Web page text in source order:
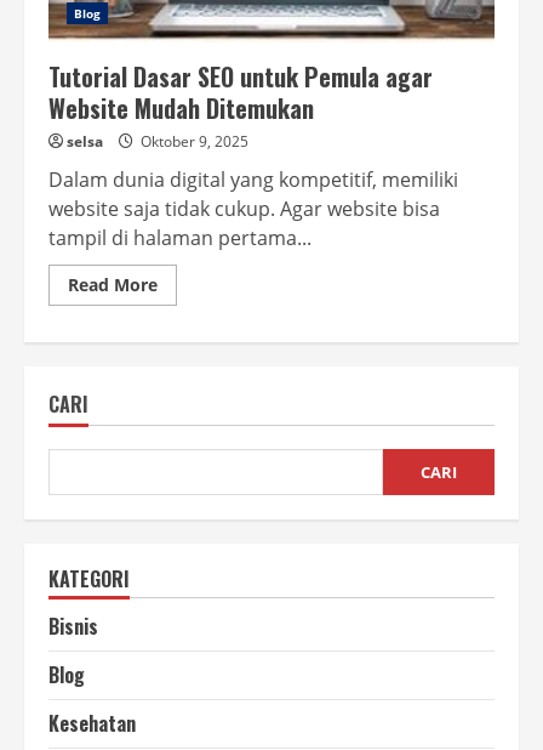
Blog
Tutorial Dasar SEO untuk Pemula agar
Website Mudah Ditemukan
selsa Oktober 9, 2025
Dalam dunia digital yang kompetitif, memiliki
website saja tidak cukup. Agar website bisa
tampil di halaman pertama...
Read MoreRead
more
agar
Mudah
CARI
CARI
KATEGORI
Bisnis
Blog
Kesehatan